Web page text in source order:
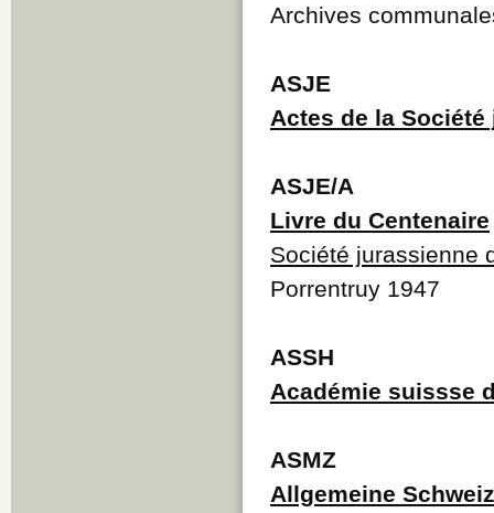
Archives
ASJE
Actes de la
ASJE/A
Livre du Centenaire
Société jurassienne
Porrentruy 1947
ASSH
Académie suissse
ASMZ
Allgemeine